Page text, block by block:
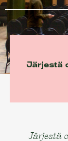
Sofian tilat
Info/
English
Järjestä
Järjestä